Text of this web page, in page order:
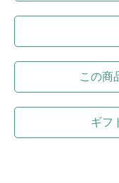
この商
ギフ